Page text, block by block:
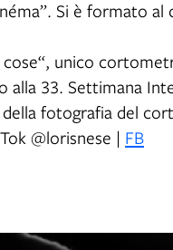
Si è formato al
unico
alla 33. Settimana
fotografia del
@lorisnese | FB